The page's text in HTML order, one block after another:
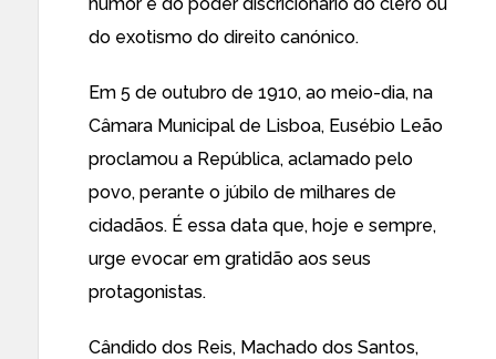
do exotismo do direito canónico.
Em 5 de outubro de 1910, ao meio-dia, na
Câmara Municipal de Lisboa, Eusébio Leão
proclamou a República, aclamado pelo
povo, perante o júbilo de milhares de
cidadãos. É essa data que, hoje e sempre,
urge evocar em gratidão aos seus
protagonistas.
Cândido dos Reis, Machado dos Santos,